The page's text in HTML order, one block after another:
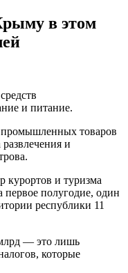
в этом
и питание.
промышленных товаров
и
курортов и туризма
полугодие, один
республики 11
— это лишь
которые